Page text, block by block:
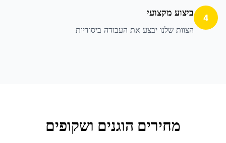
4 ביצוע מקצועי
הצוות שלנו יבצע את העבודה ביסודיות
מחירים הוגנים ושקופים